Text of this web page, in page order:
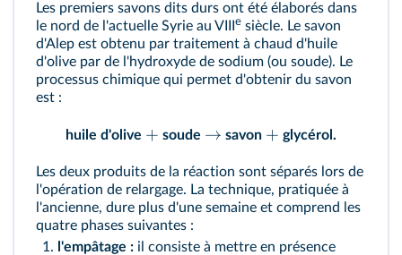
Les premiers savons dits durs ont été élaborés dans
le nord de l'actuelle Syrie au VIII e siècle. Le savon
d'Alep est obtenu par traitement à chaud d'huile
d'olive par de l'hydroxyde de sodium (ou soude). Le
processus chimique qui permet d'obtenir du savon
est :
huile d'olive + soude → savon + glycérol.
Les deux produits de la réaction sont séparés lors de
l'opération de relargage. La technique, pratiquée à
l'ancienne, dure plus d'une semaine et comprend les
quatre phases suivantes :
l'empâtage : il consiste à mettre en présence